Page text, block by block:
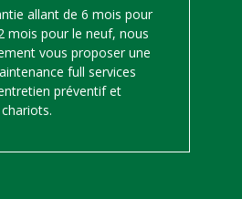
allant de 6 mois pour
mois pour le neuf, nous
vous proposer une
full services
préventif et